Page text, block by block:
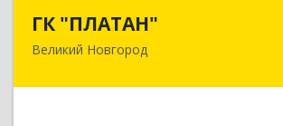
ГК "ПЛАТАН"
Великий Новгород
173003, Новгородская обл,